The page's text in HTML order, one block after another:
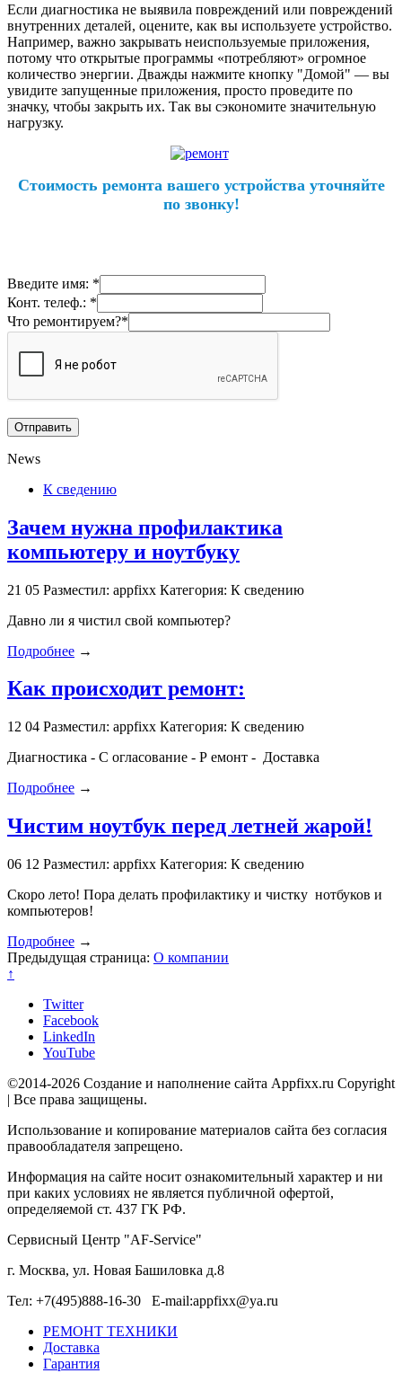
Если диагностика не выявила повреждений или повреждений
внутренних деталей, оцените, как вы используете устройство.
Например, важно закрывать неиспользуемые приложения,
потому что открытые программы «потребляют» огромное
количество энергии. Дважды нажмите кнопку "Домой" — вы
увидите запущенные приложения, просто проведите по
значку, чтобы закрыть их. Так вы сэкономите значительную
нагрузку.
Стоимость ремонта вашего устройства уточняйте
по звонку!
Введите имя: *
Конт. телеф.: *
Что ремонтируем?*
News
К сведению
Зачем нужна профилактика
компьютеру и ноутбуку
21 05 Разместил: appfixx Категория: К сведению
Давно ли я чистил свой компьютер?
Подробнее →
Как происходит ремонт:
12 04 Разместил: appfixx Категория: К сведению
Диагностика - С огласование - Р емонт - Доставка
Подробнее →
Чистим ноутбук перед летней жарой!
06 12 Разместил: appfixx Категория: К сведению
Скоро лето! Пора делать профилактику и чистку нотбуков и
компьютеров!
Подробнее →
Предыдущая страница: О компании
↑
Twitter
Facebook
LinkedIn
YouTube
©2014-2026 Создание и наполнение сайта Appfixx.ru Copyright
| Все права защищены.
Использование и копирование материалов сайта без согласия
правообладателя запрещено.
Информация на сайте носит ознакомительный характер и ни
при каких условиях не является публичной офертой,
определяемой ст. 437 ГК РФ.
Сервисный Центр "AF-Service"
г. Москва, ул. Новая Башиловка д.8
Тел: +7(495)888-16-30 E-mail:appfixx@ya.ru
РЕМОНТ ТЕХНИКИ
Доставка
Гарантия